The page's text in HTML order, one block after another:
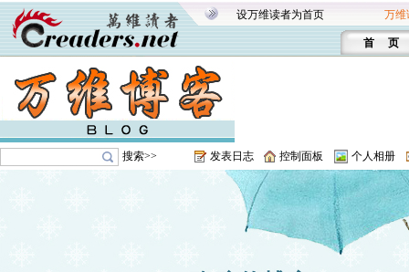
设万维读者为首页 万维
首 页
搜索>> 发表日志 控制面板 个人相册